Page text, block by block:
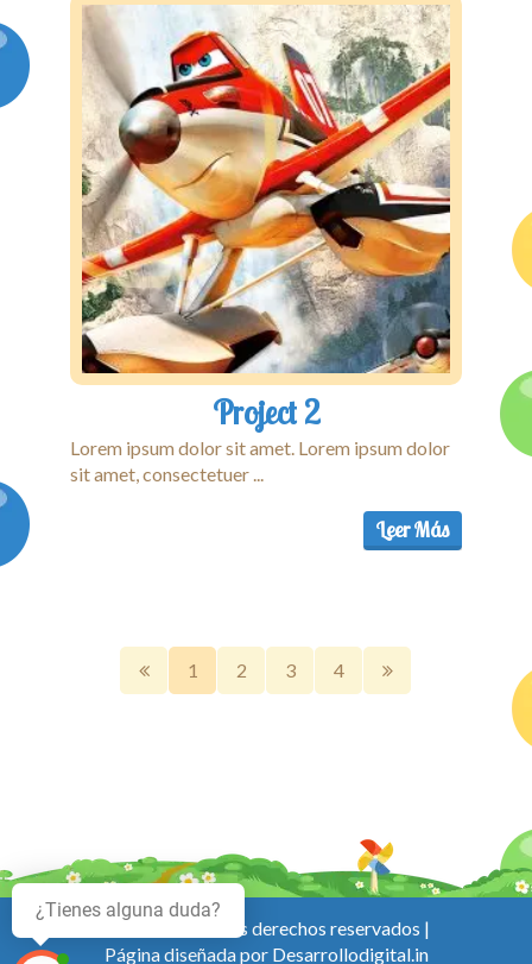
Project 2
Lorem ipsum dolor sit amet. Lorem ipsum dolor
sit amet, consectetuer ...
Leer Más
1 2 3 4
© 2025 Todos los derechos reservados |
Página diseñada por Desarrollodigital.in
¿Tienes alguna duda?